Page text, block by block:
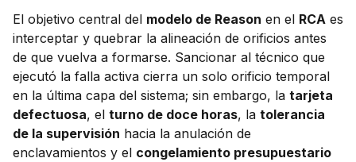
El objetivo central del modelo de Reason en el RCA es
interceptar y quebrar la alineación de orificios antes
de que vuelva a formarse. Sancionar al técnico que
ejecutó la falla activa cierra un solo orificio temporal
en la última capa del sistema; sin embargo, la tarjeta
defectuosa, el turno de doce horas, la tolerancia
de la supervisión hacia la anulación de
enclavamientos y el congelamiento presupuestario